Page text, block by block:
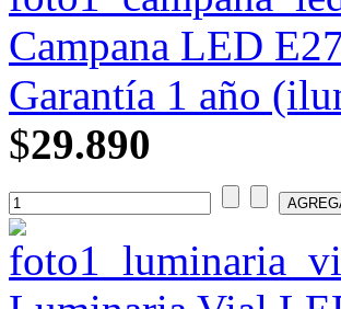
Campana LED
Garantía 1 año
$29.890